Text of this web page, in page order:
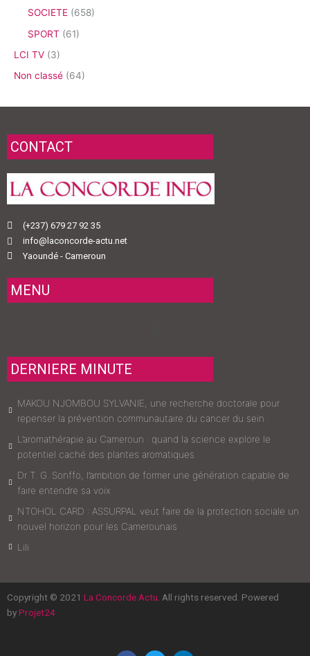
SOCIETE (658)
SPORT (61)
LCI TV (3)
Non classé (64)
CONTACT
(+237) 679 27 92 35
info@laconcorde-actu.net
Yaoundé - Cameroun
MENU
DERNIERE MINUTE
MAKOU NJOMBOU SYLVANIE, une recherche doctorale pour
repenser la prévention communautaire du cancer du sein
L’aromathérapie au Cameroun : quand la science explore le
potentiel caché des plantes aromatiques
Dr T. G. Sonffo, l’ambition de former une génération capable de
faire entendre sa voix
NTOHOL CARD : ASSURPAL veut faire de la protection sociale un
nouvel horizon pour les Camerounais
Lili
Copyright © 2021 La Concorde Actu . All rights reserved. Powered
byProjet24